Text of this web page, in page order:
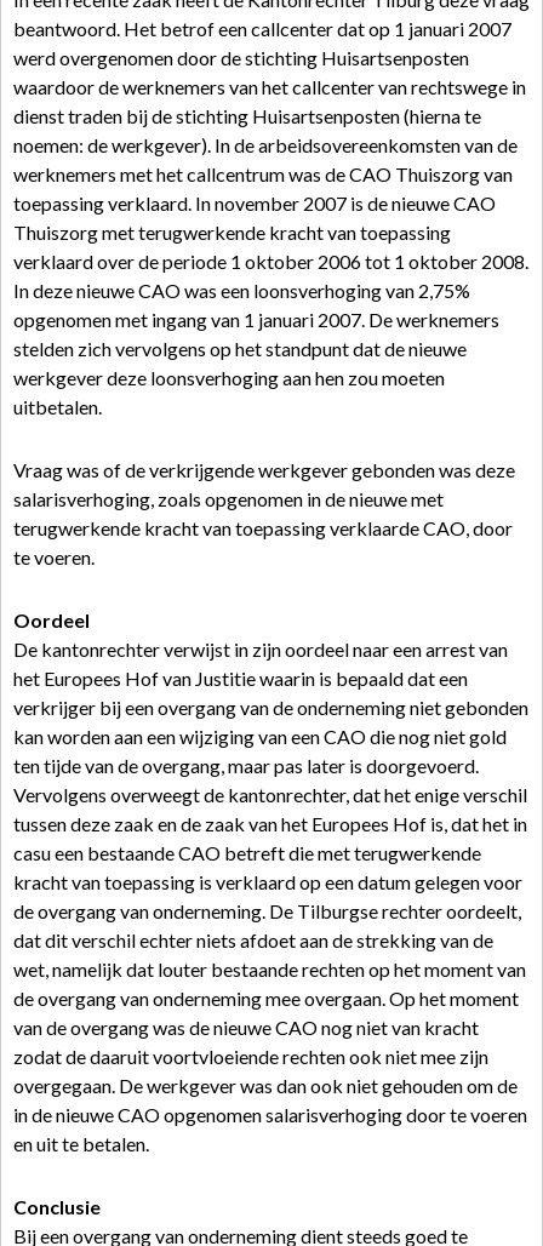
beantwoord. Het betrof een callcenter dat op 1 januari 2007
werd overgenomen door de stichting Huisartsenposten
waardoor de werknemers van het callcenter van rechtswege in
dienst traden bij de stichting Huisartsenposten (hierna te
noemen: de werkgever). In de arbeidsovereenkomsten van de
werknemers met het callcentrum was de CAO Thuiszorg van
toepassing verklaard. In november 2007 is de nieuwe CAO
Thuiszorg met terugwerkende kracht van toepassing
verklaard over de periode 1 oktober 2006 tot 1 oktober 2008.
In deze nieuwe CAO was een loonsverhoging van 2,75%
opgenomen met ingang van 1 januari 2007. De werknemers
stelden zich vervolgens op het standpunt dat de nieuwe
werkgever deze loonsverhoging aan hen zou moeten
uitbetalen.
Vraag was of de verkrijgende werkgever gebonden was deze
salarisverhoging, zoals opgenomen in de nieuwe met
terugwerkende kracht van toepassing verklaarde CAO, door
te voeren.
Oordeel
De kantonrechter verwijst in zijn oordeel naar een arrest van
het Europees Hof van Justitie waarin is bepaald dat een
verkrijger bij een overgang van de onderneming niet gebonden
kan worden aan een wijziging van een CAO die nog niet gold
ten tijde van de overgang, maar pas later is doorgevoerd.
Vervolgens overweegt de kantonrechter, dat het enige verschil
tussen deze zaak en de zaak van het Europees Hof is, dat het in
casu een bestaande CAO betreft die met terugwerkende
kracht van toepassing is verklaard op een datum gelegen voor
de overgang van onderneming. De Tilburgse rechter oordeelt,
dat dit verschil echter niets afdoet aan de strekking van de
wet, namelijk dat louter bestaande rechten op het moment van
de overgang van onderneming mee overgaan. Op het moment
van de overgang was de nieuwe CAO nog niet van kracht
zodat de daaruit voortvloeiende rechten ook niet mee zijn
overgegaan. De werkgever was dan ook niet gehouden om de
in de nieuwe CAO opgenomen salarisverhoging door te voeren
en uit te betalen.
Conclusie
Bij een overgang van onderneming dient steeds goed te